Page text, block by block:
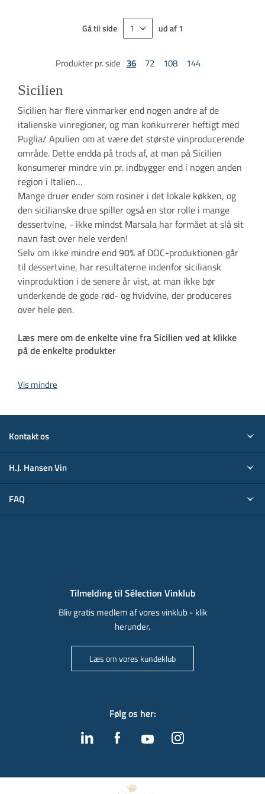
Gå til side ud af 1
Produkter pr. side 36 72 108 144
Sicilien
Sicilien har flere vinmarker end nogen andre af de
italienske vinregioner, og man konkurrerer heftigt med
Puglia/ Apulien om at være det største vinproducerende
område. Dette endda på trods af, at man på Sicilien
konsumerer mindre vin pr. indbygger end i nogen anden
region i Italien…
Mange druer ender som rosiner i det lokale køkken, og
den sicilianske drue spiller også en stor rolle i mange
dessertvine, - ikke mindst Marsala har formået at slå sit
navn fast over hele verden!
Selv om ikke mindre end 90% af DOC-produktionen går
til dessertvine, har resultaterne indenfor siciliansk
vinproduktion i de senere år vist, at man ikke bør
underkende de gode rød- og hvidvine, der produceres
over hele øen.
Læs mere om de enkelte vine fra Sicilien ved at klikke
på de enkelte produkter
Vis mindre
Kontakt os
H.J. Hansen Vin
FAQ
Tilmelding til Sélection Vinklub
Bliv gratis medlem af vores vinklub - klik
herunder.
Læs om vores kundeklub
Følg os her: